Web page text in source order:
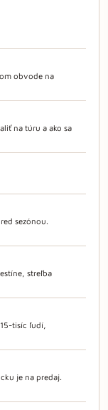
obvode na
na túru a ako sa
sezónou.
streľba
tisíc ľudí,
je na predaj.